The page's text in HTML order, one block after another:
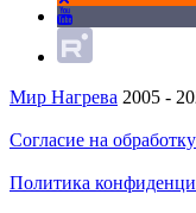
Мир Нагрева 2005 -
Согласие на
Политика